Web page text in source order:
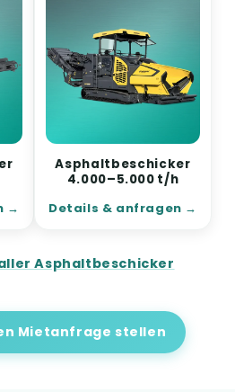
Asphaltbeschicker
4.000–5.000 t/h
Details & anfragen
Asphaltbeschicker
Mietanfrage stellen